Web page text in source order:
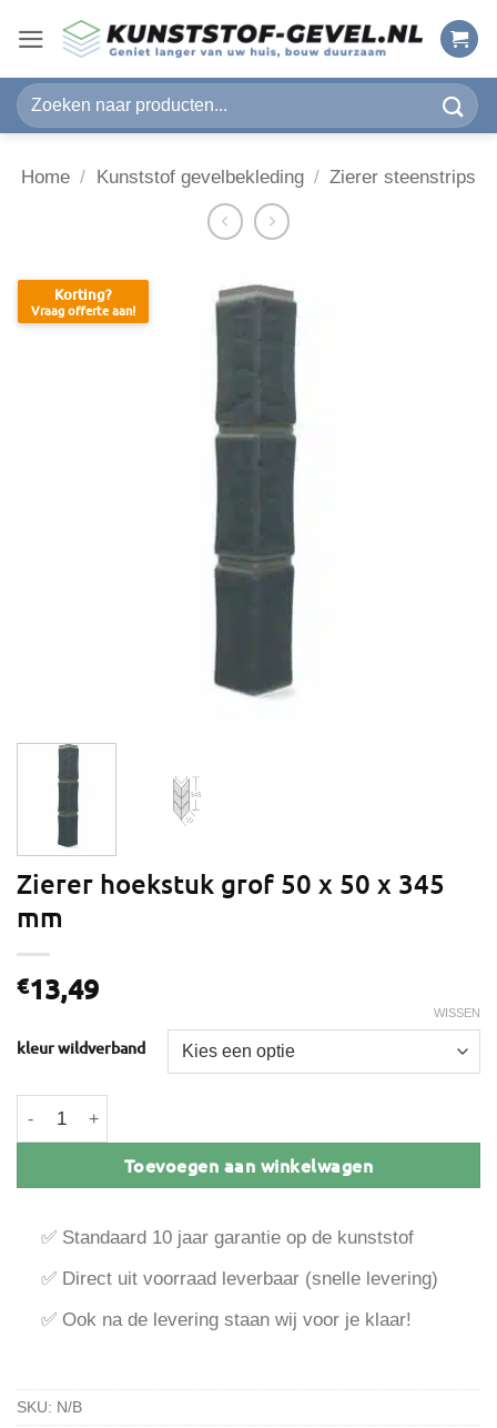
naar
inhoud
Zoeken
naar:
Home / Kunststof gevelbekleding / Zierer steenstrips
Korting?
Vraag offerte aan!
Zierer hoekstuk grof 50 x 50 x 345
mm
€13,49
kleur wildverband
WISSEN
Zierer hoekstuk grof 50 x 50 x 345 mm aantal
Toevoegen aan winkelwagen
✅ Standaard 10 jaar garantie op de kunststof
✅ Direct uit voorraad leverbaar (snelle levering)
✅ Ook na de levering staan wij voor je klaar!
SKU: N/B